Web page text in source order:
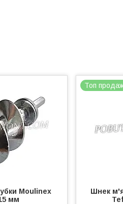
Moulinex
мм
Топ
Шнек